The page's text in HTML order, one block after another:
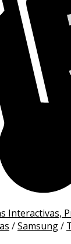
Interactivas,
/Samsung/